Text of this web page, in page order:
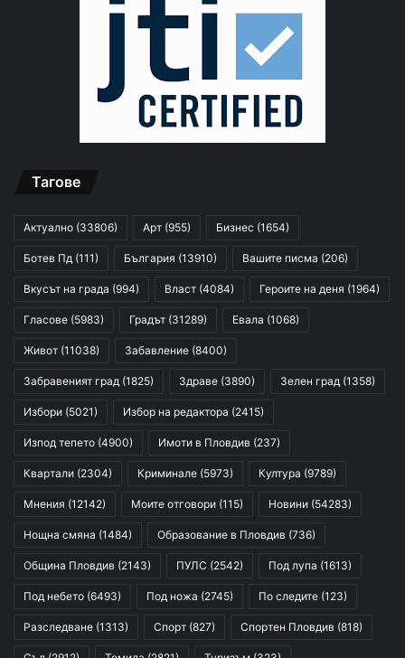
Тагове
Актуално (33806) Арт (955) Бизнес (1654)
Ботев Пд (111) България (13910) Вашите писма (206)
Вкусът на града (994) Власт (4084) Героите на деня (1964)
Гласове (5983) Градът (31289) Евала (1068)
Живот (11038) Забавление (8400)
Забравеният град (1825) Здраве (3890) Зелен град (1358)
Избори (5021) Избор на редактора (2415)
Изпод тепето (4900) Имоти в Пловдив (237)
Квартали (2304) Криминале (5973) Култура (9789)
Мнения (12142) Моите отговори (115) Новини (54283)
Нощна смяна (1484) Образование в Пловдив (736)
Община Пловдив (2143) ПУЛС (2542) Под лупа (1613)
Под небето (6493) Под ножа (2745) По следите (123)
Разследване (1313) Спорт (827) Спортен Пловдив (818)